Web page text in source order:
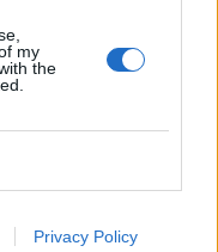
my
the
Privacy Policy
gomolyfelhős idő